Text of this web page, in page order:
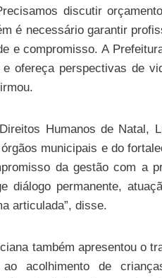
discutir
é necessário garantir
e compromisso. A
ofereça perspectivas de
Humanos de Natal,
municipais e do
da gestão com a
diálogo permanente,
articulada”, disse.
também apresentou o
ao acolhimento de